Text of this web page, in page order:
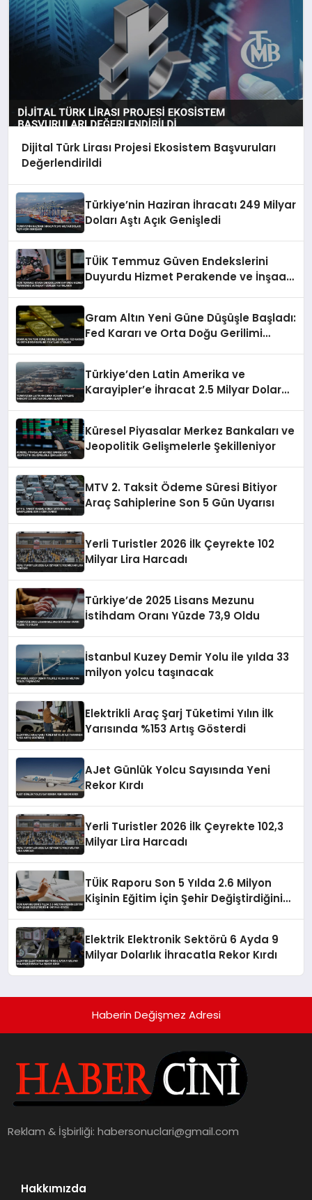
Dijital Türk Lirası Projesi Ekosistem Başvuruları
Değerlendirildi
Türkiye’nin Haziran İhracatı 249 Milyar
Doları Aştı Açık Genişledi
TÜİK Temmuz Güven Endekslerini
Duyurdu Hizmet Perakende ve İnşaat
Gram Altın Yeni Güne Düşüşle Başladı:
Fed Kararı ve Orta Doğu Gerilimi
Türkiye’den Latin Amerika ve
Karayipler’e İhracat 2.5 Milyar Dolara
Küresel Piyasalar Merkez Bankaları ve
Jeopolitik Gelişmelerle Şekilleniyor
MTV 2. Taksit Ödeme Süresi Bitiyor
Araç Sahiplerine Son 5 Gün Uyarısı
Yerli Turistler 2026 İlk Çeyrekte 102
Milyar Lira Harcadı
Türkiye’de 2025 Lisans Mezunu
İstihdam Oranı Yüzde 73,9 Oldu
İstanbul Kuzey Demir Yolu ile yılda 33
milyon yolcu taşınacak
Elektrikli Araç Şarj Tüketimi Yılın İlk
Yarısında %153 Artış Gösterdi
AJet Günlük Yolcu Sayısında Yeni
Rekor Kırdı
Yerli Turistler 2026 İlk Çeyrekte 102,3
Milyar Lira Harcadı
TÜİK Raporu Son 5 Yılda 2.6 Milyon
Kişinin Eğitim İçin Şehir Değiştirdiğini
Elektrik Elektronik Sektörü 6 Ayda 9
Milyar Dolarlık İhracatla Rekor Kırdı
Haberin Değişmez Adresi
Reklam & İşbirliği:habersonuclari@gmail.com
Hakkımızda